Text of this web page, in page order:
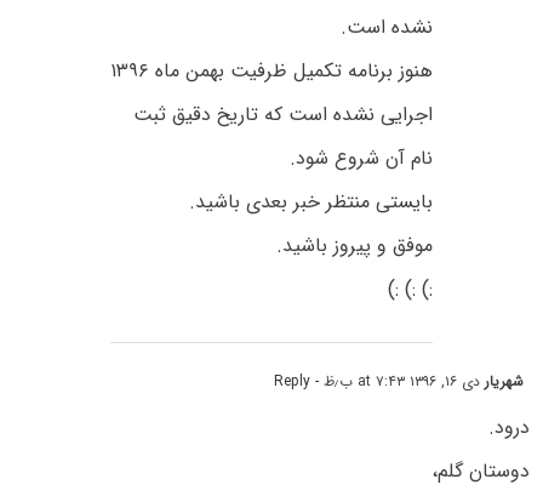
نشده است.
هنوز برنامه تکمیل ظرفیت بهمن ماه ۱۳۹۶
اجرایی نشده است که تاریخ دقیق ثبت
نام آن شروع شود.
بایستی منتظر خبر بعدی باشید.
موفق و پیروز باشید.
:) :) :)
شهریاردی ۱۶, ۱۳۹۶ at ۷:۴۳ ب٫ظ - Reply
درود.
دوستان گلم،